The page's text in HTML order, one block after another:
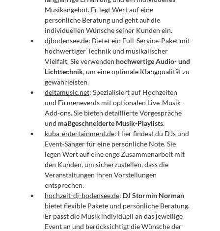
Musikangebot. Er legt Wert auf eine
persönliche Beratung und geht auf die
individuellen Wünsche seiner Kunden ein.
djbodensee.de: Bietet ein Full-Service-Paket mit
hochwertiger Technik und musikalischer
Vielfalt. Sie verwenden hochwertige Audio- und
Lichttechnik, um eine optimale Klangqualität zu
gewährleisten.
deltamusic.net: Spezialisiert auf Hochzeiten
und Firmenevents mit optionalen Live-Musik-
Add-ons. Sie bieten detaillierte Vorgespräche
und maßgeschneiderte Musik-Playlists.
kuba-entertainment.de: Hier findest du DJs und
Event-Sänger für eine persönliche Note. Sie
legen Wert auf eine enge Zusammenarbeit mit
den Kunden, um sicherzustellen, dass die
Veranstaltungen ihren Vorstellungen
entsprechen.
hochzeit-dj-bodensee.de: DJ Stormin Norman
bietet flexible Pakete und persönliche Beratung.
Er passt die Musik individuell an das jeweilige
Event an und berücksichtigt die Wünsche der